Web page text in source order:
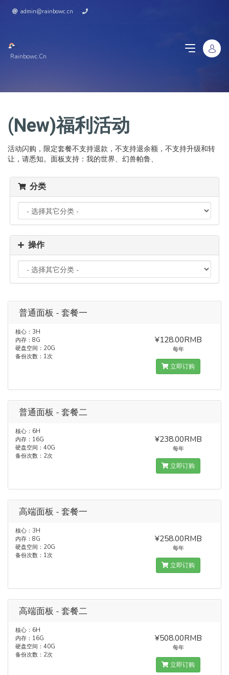
admin@rainbowc.cn
Rainbowc.cn
(New)福利活动
活动闪购，限定套餐不支持退款，不支持退余额，不支持升级和转
让，请悉知。面板支持：我的世界、幻兽帕鲁、
分类
操作
普通面板 - 套餐一
核心：3H
内存：8G
硬盘空间：20G
备份次数：1次
¥128.00RMB
每年
立即订购
普通面板 - 套餐二
核心：6H
内存：16G
硬盘空间：40G
备份次数：2次
¥238.00RMB
每年
立即订购
高端面板 - 套餐一
核心：3H
内存：8G
硬盘空间：20G
备份次数：1次
¥258.00RMB
每年
立即订购
高端面板 - 套餐二
核心：6H
内存：16G
硬盘空间：40G
备份次数：2次
¥508.00RMB
每年
立即订购